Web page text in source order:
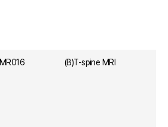
MR016 (B)T-spine MRI